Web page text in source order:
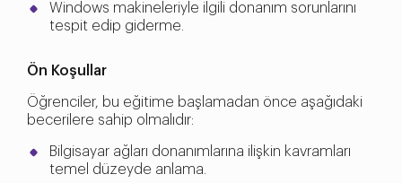
Windows makineleriyle ilgili donanım sorunlarını
tespit edip giderme.
Ön Koşullar
Öğrenciler, bu eğitime başlamadan önce aşağıdaki
becerilere sahip olmalıdır:
Bilgisayar ağları donanımlarına ilişkin kavramları
temel düzeyde anlama.